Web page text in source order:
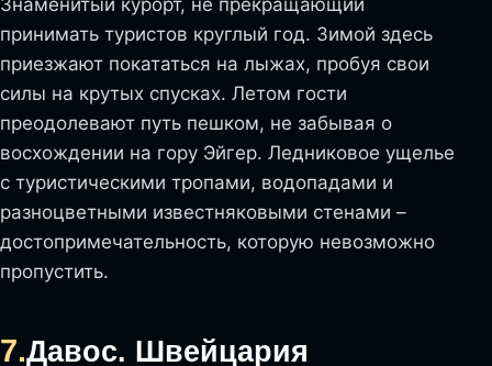
Знаменитый курорт, не прекращающий
принимать туристов круглый год. Зимой здесь
приезжают покататься на лыжах, пробуя свои
силы на крутых спусках. Летом гости
преодолевают путь пешком, не забывая о
восхождении на гору Эйгер. Ледниковое ущелье
с туристическими тропами, водопадами и
разноцветными известняковыми стенами –
достопримечательность, которую невозможно
пропустить.
7.Давос. Швейцария